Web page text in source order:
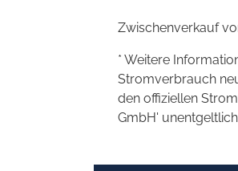
Zwischenverkauf
* Weitere
Stromverbrauch
den offiziellen
GmbH'